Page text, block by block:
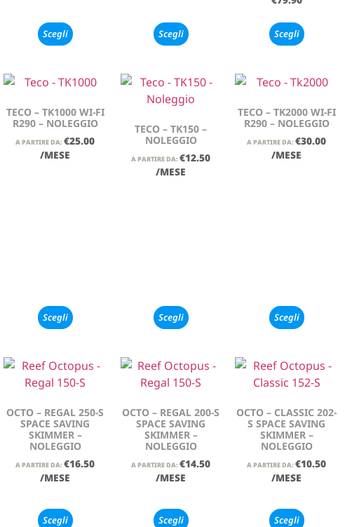
Scegli Scegli Scegli
TECO – TK1000 WI-FI
R290 – NOLEGGIO
A PARTIRE DA: €25.00
/MESE
Scegli
TECO – TK150 –
NOLEGGIO
A PARTIRE DA: €12.50
/MESE
Scegli
TECO – TK2000 WI-FI
R290 – NOLEGGIO
A PARTIRE DA: €30.00
/MESE
Scegli
OCTO – REGAL 250-S
SPACE SAVING
SKIMMER –
NOLEGGIO
A PARTIRE DA: €16.50
/MESE
Scegli
OCTO – REGAL 200-S
SPACE SAVING
SKIMMER –
NOLEGGIO
A PARTIRE DA: €14.50
/MESE
Scegli
OCTO – CLASSIC 202-
S SPACE SAVING
SKIMMER –
NOLEGGIO
A PARTIRE DA: €10.50
/MESE
Scegli